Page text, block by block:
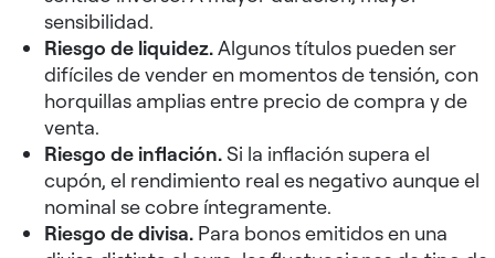
sensibilidad.
Riesgo de liquidez.Algunos títulos pueden ser
difíciles de vender en momentos de tensión, con
horquillas amplias entre precio de compra y de
venta.
Riesgo de inflación. Si la inflación supera el
cupón, el rendimiento real es negativo aunque el
nominal se cobre íntegramente.
Riesgo de divisa. Para bonos emitidos en una